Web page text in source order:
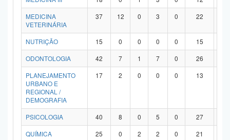
MEDICINA
VETERINÁRIA
37 12 0 3 0 22
NUTRIÇÃO 15 0 0 0 0 15
ODONTOLOGIA
42 7 1 7 0 26
PLANEJAMENTO
URBANO E
REGIONAL /
DEMOGRAFIA
17 2 0 0 0 13
PSICOLOGIA 40 8 0 5 0 27
QUÍMICA
25 0 2 2 0 21